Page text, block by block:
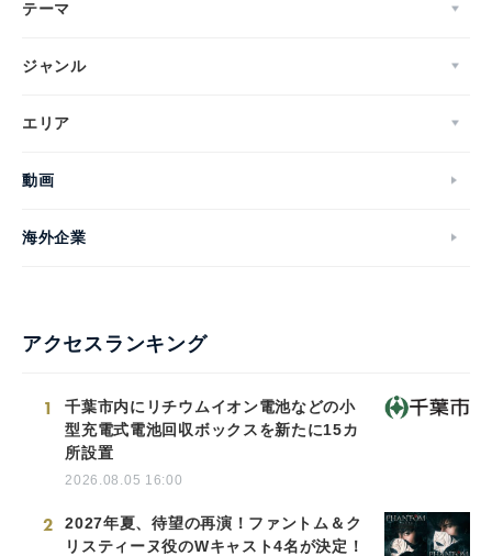
テーマ
ジャンル
エリア
動画
海外企業
アクセスランキング
1
千葉市内にリチウムイオン電池などの小
型充電式電池回収ボックスを新たに15カ
所設置
2026.08.05 16:00
2
2027年夏、待望の再演！ファントム＆ク
リスティーヌ役のWキャスト4名が決定！